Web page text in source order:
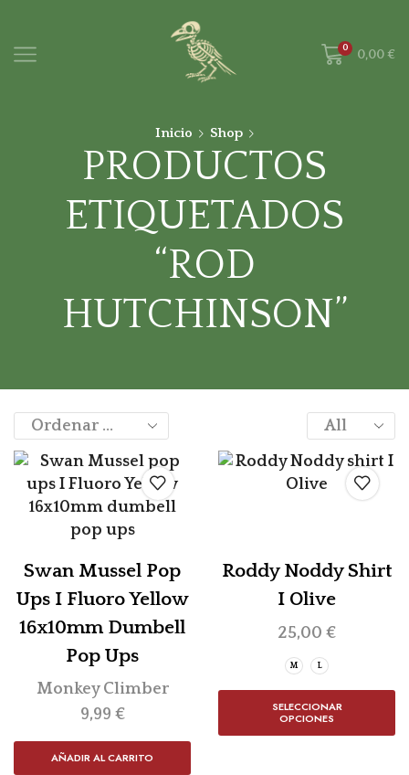
0 0,00 €
Inicio Shop
PRODUCTOS
ETIQUETADOS
“ROD
HUTCHINSON”
Swan Mussel Pop
Ups I Fluoro Yellow
16x10mm Dumbell
Pop Ups
Monkey Climber
9,99 €
AÑADIR AL CARRITO
Roddy Noddy Shirt
I Olive
25,00 €
M L
SELECCIONAR
OPCIONES